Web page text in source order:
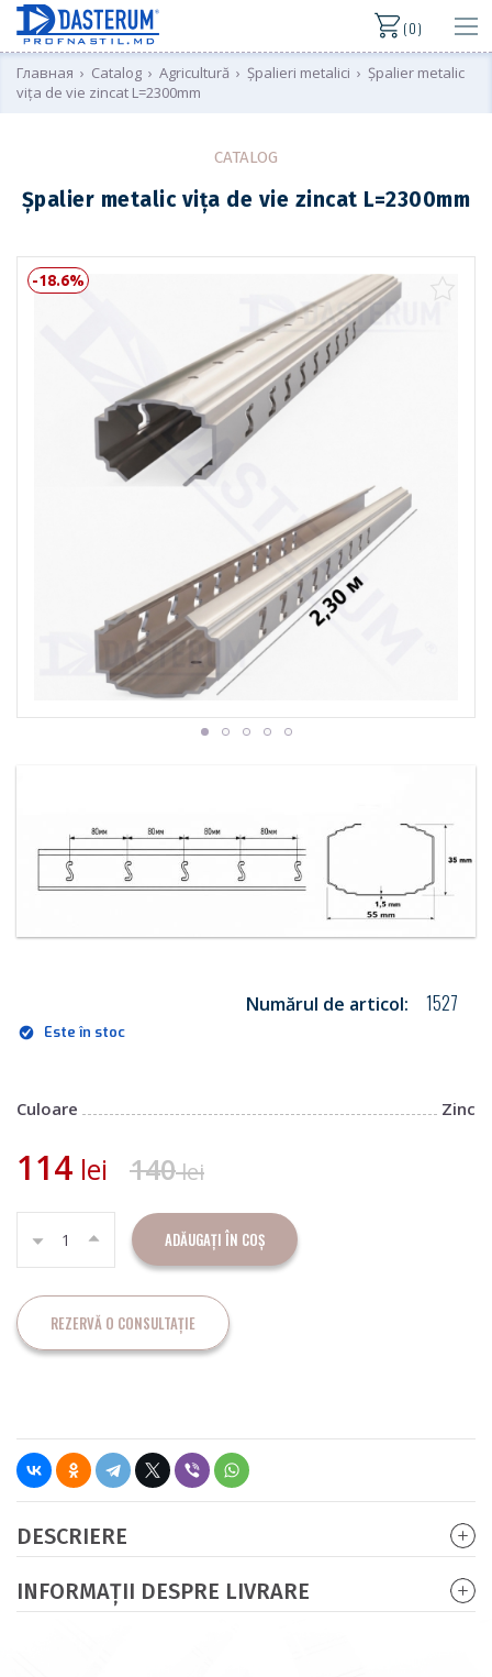
( 0 )
Главная › Catalog › Agricultură › Șpalieri metalici › Șpalier metalic
vița de vie zincat L=2300mm
CATALOG
Șpalier metalic vița de vie zincat L=2300mm
-18.6%
Numărul de articol: 1527
Este în stoc
Culoare Zinc
114 lei 140lei
ADĂUGAȚI ÎN COȘ
REZERVĂ O CONSULTAȚIE
DESCRIERE
INFORMAȚII DESPRE LIVRARE